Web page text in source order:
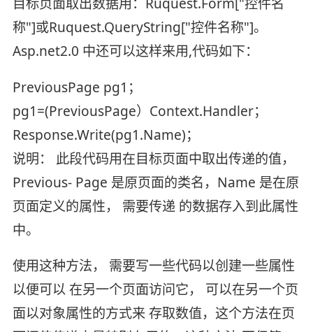
称"]或Ruquest.QueryString["控件名称"]。
Asp.net2.0 中还可以这样来用,代码如下：
PreviousPage pg1；
pg1=(PreviousPage）Context.Handler；
Response.Write(pg1.Name)；
说明： 此段代码用在目标页面中取出传递的值，
Previous- Page 是原页面的类名，Name 是在原
页面定义的属性， 需要传递 的数据存入到此属性
中。
使用这种方法， 需要写一些代码以创建一些属性
以便可以 在另一个页面访问它， 可以在另一个页
面以对象属性的方式来 存取数值，这个方法在页